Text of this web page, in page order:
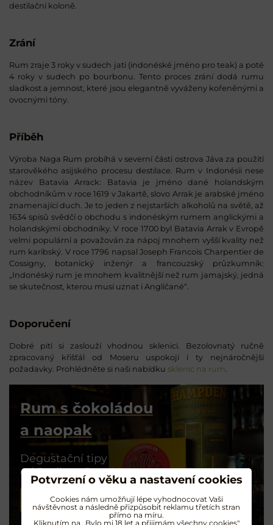
destilační koloně.
Zrání
Rum zraje 3 roky v sudech jati (indonéské jméno pro teak) a poté
4 roky v sudech po bourbonu. Tento proces zrání dodá rumu
sladkost a jemnost, které jsou elegantně vyváženy kořeněnými a
ovocnými tóny.
Příběh
Výroba Naga Rum probíhá v severní části ostrova Jáva za použití
starověkého asijského procesu destilace. Rum v Indonésii nese
název Batavia Arrack: Batavia je jméno dané holandským
obchodníkům v roce 1619 v Jakartě, slovo Arrak je arabské jméno
znamenající duch. Je to jeden z nejstarších alkoholů na světě, až
1634 spisů svědčí o obchodu s indonéským rumem anglickými a
holandskými obchodníky. V roce 1700 byl Batavia Arrak v Evropě
velmi populární a považován za nápoj mnohem vyšší kvality než
rum karibský. V roce 1796 napsal Joseph Francois Charpentier de
Cossigny, botanický inženýr a francouzský průzkumník:
„Indonéský rum je mnohem kvalitnější než rum jamajský, jedná
se skutečnost, kterou musí uznat i Angličané“.
Doporučení
Dobré pití si zaslouží vhodnou sklenici. Bezolovnatý ručně
zpracovaný křišťál od Moseru uspokojí i ty nejnáročnější
požadavky. Prohlédněte si naši nabídku sklenic na rum
Rum s čokoládou
a naopak
Degustační tipy
od Radka z RumMe
PŘEČÍST ČLÁNEK
Potvrzení o věku a nastavení cookies
Cookies nám umožňují lépe vyhodnocovat Vaši
návštěvnost a následně přizpůsobit reklamu třetích stran
přímo na míru.
Kliknutím na „Bylo mi 18 let a přijimám všechny cookies"